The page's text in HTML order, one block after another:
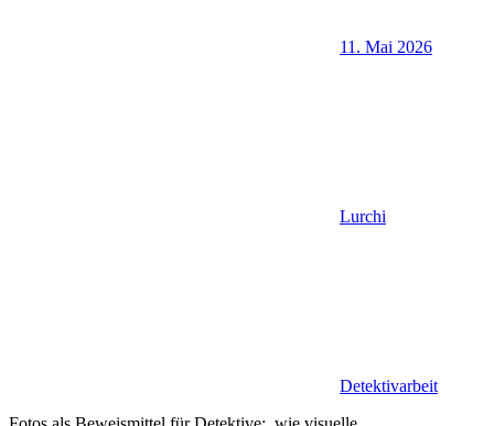
11. Mai 2026
Lurchi
Detektivarbeit